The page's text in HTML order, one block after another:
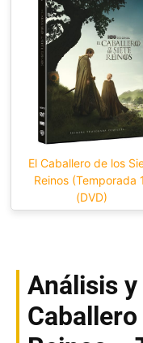
El Caballero de los
Reinos (Temporada
(DVD)
Análisis